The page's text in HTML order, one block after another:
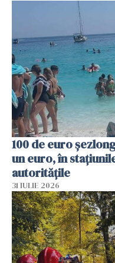
100 de euro
un euro, în
autoritățile
31 IULIE 2026